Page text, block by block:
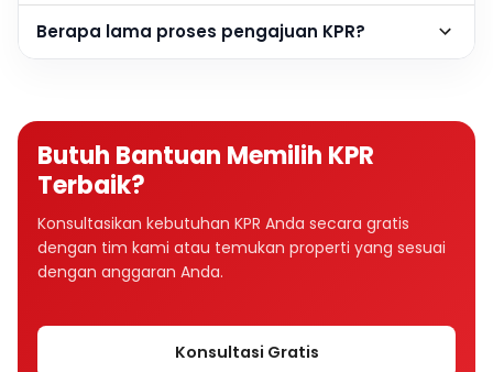
Berapa lama proses pengajuan KPR?
Butuh Bantuan Memilih KPR
Terbaik?
Konsultasikan kebutuhan KPR Anda secara gratis
dengan tim kami atau temukan properti yang sesuai
dengan anggaran Anda.
Konsultasi Gratis